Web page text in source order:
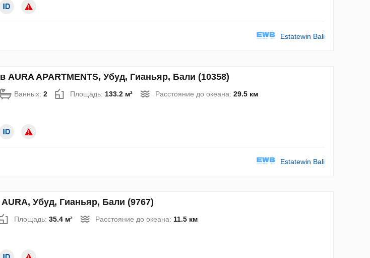
Estatewin Bali
AURA APARTMENTS, Убуд, Гианьяр, Бали (10358)
Ванных: 2 Площадь: 133.2 м² Расстояние до океана: 29.5 км
Estatewin Bali
Убуд, Гианьяр, Бали (9767)
Площадь: 35.4 м² Расстояние до океана: 11.5 км